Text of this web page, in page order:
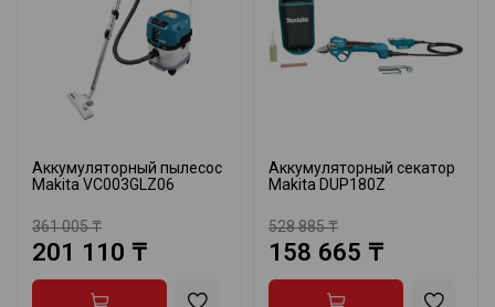
Аккумуляторный пылесос
Makita VC003GLZ06
361 005 ₸
201 110 ₸
Аккумуляторный секатор
Makita DUP180Z
528 885 ₸
158 665 ₸